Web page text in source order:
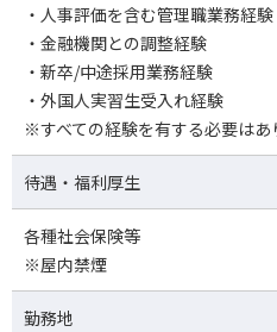
・人事評価を含む管理
・金融機関との調整経
・新卒/中途採用業務
・外国人実習生受入れ経験
※すべての経験を有する必要は
待遇・福利厚生
各種社会保険等
※屋内禁煙
勤務地